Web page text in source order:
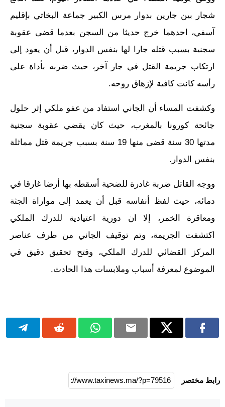
شجار بين جارين بدوار مرس الكبير جماعة البخاتي بإقليم
آسفي، احدهما خرج حديثا من السجن بعدما قضى عقوبة
سجنية بسبب قتله جارا لها بنفس الدوار، قبل أن يعود إلى
ارتكاب جريمة القتل في جار آخر، حيث ضربه بأداة على
رأسه كانت كافية لإزهاق روحه.
وكشفت المساء أن الجاني استفاد من عفو ملكي إثر حلول
جائحة كورونا بالمغرب، حيث كان يقضي عقوبة سجنية
مدتها 30 سنة قضى منها 19 سنة بسبب جريمة قتل مماثلة
بنفس الدوار.
ووجه القاتل ضربة غادرة للضحية أسقطه بها أرضا غارقا في
دمائه، حيث لفظ أنفاسه قبل أن يعمد إلى مواراة الجثة
ومعاقرة الخمر، إلا ان دورية اعتيادية للدرك الملكي
اكتشفت الجريمة، وتم توقيف الجاني من طرف عناصر
المركز القضائي للدرك الملكي، وفتح تحقيق دقيق في
الموضوع لمعرفة أسباب وملابسات هذا الحادث.
رابط مختصر